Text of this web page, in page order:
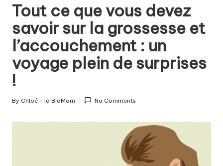
a
c
c
o
u
c
h
Tout ce que vous devez
savoir sur la grossesse et
l’accouchement : un
voyage plein de surprises
!
Posted
By Chloé - la BioMam No Comments